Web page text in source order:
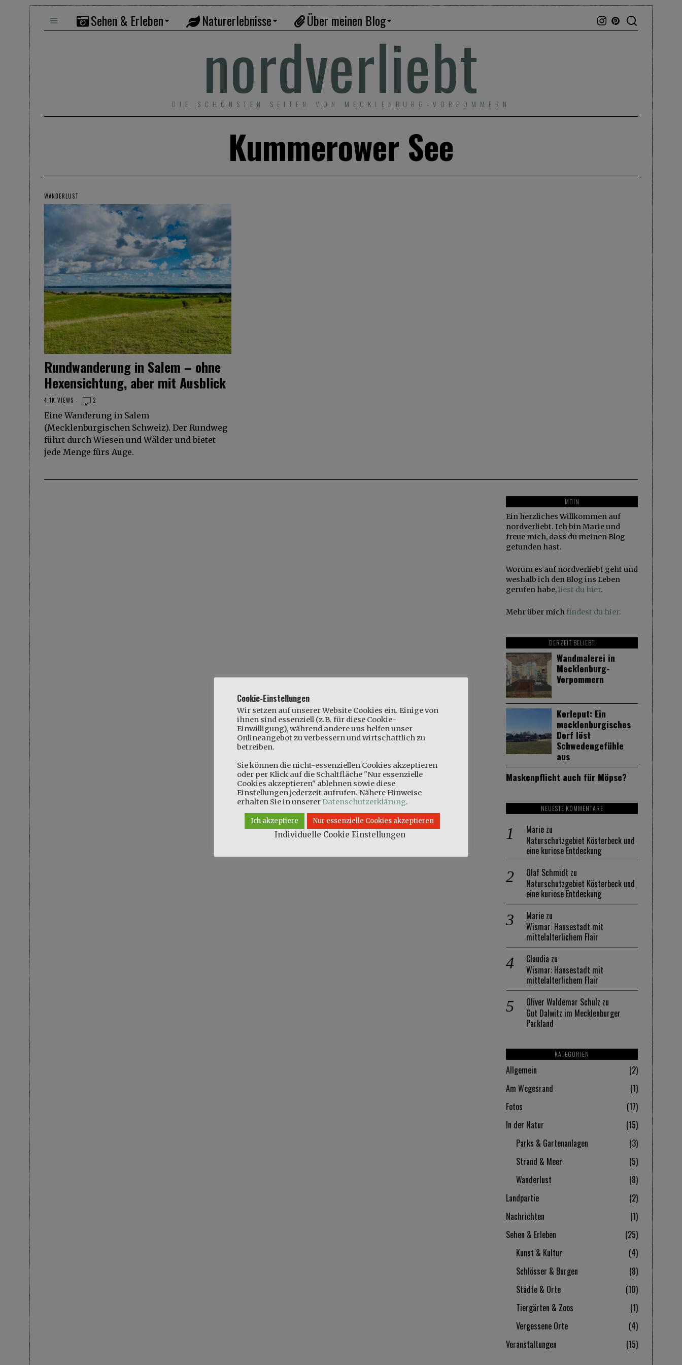
Sehen & Erleben Naturerlebnisse Über meinen Blog
nordverliebt
DIE SCHÖNSTEN SEITEN VON MECKLENBURG-VORPOMMERN
Kummerower See
WANDERLUST
Rundwanderung in Salem – ohne
Hexensichtung, aber mit Ausblick
4.1K VIEWS 2
Eine Wanderung in Salem
(Mecklenburgischen Schweiz). Der Rundweg
führt durch Wiesen und Wälder und bietet
jede Menge fürs Auge.
MOIN
Ein herzliches Willkommen auf
nordverliebt. Ich bin Marie und
freue mich, dass du meinen Blog
gefunden hast.
Worum es auf nordverliebt geht und
weshalb ich den Blog ins Leben
gerufen habe,liest du hier.
Mehr über michfindest du hier.
DERZEIT BELIEBT
Wandmalerei in
Mecklenburg-
Vorpommern
Korleput: Ein
mecklenburgisches
Dorf löst
Schwedengefühle
aus
Maskenpflicht auch für Möpse?
NEUESTE KOMMENTARE
Marie zu
Naturschutzgebiet Kösterbeck und
eine kuriose Entdeckung
Olaf Schmidt zu
Naturschutzgebiet Kösterbeck und
eine kuriose Entdeckung
Marie zu
Wismar: Hansestadt mit
mittelalterlichem Flair
Claudia zu
Wismar: Hansestadt mit
mittelalterlichem Flair
Oliver Waldemar Schulz zu
Gut Dalwitz im Mecklenburger
Parkland
KATEGORIEN
Allgemein
2
Am Wegesrand
1
Fotos
17
In der Natur
15
Parks & Gartenanlagen
3
Strand & Meer
5
Wanderlust
8
Landpartie
2
Nachrichten
1
Sehen & Erleben
25
Kunst & Kultur
4
Schlösser & Burgen
8
Städte & Orte
10
Tiergärten & Zoos
1
Vergessene Orte
4
Veranstaltungen
15
Cookie-Einstellungen
Wir setzen auf unserer Website Cookies ein. Einige von
ihnen sind essenziell (z.B. für diese Cookie-
Einwilligung), während andere uns helfen unser
Onlineangebot zu verbessern und wirtschaftlich zu
betreiben.
Sie können die nicht-essenziellen Cookies akzeptieren
oder per Klick auf die Schaltfläche "Nur essenzielle
Cookies akzeptieren" ablehnen sowie diese
Einstellungen jederzeit aufrufen. Nähere Hinweise
erhalten Sie in unserer Datenschutzerklärung.
Ich akzeptiere Nur essenzielle Cookies akzeptieren
Individuelle Cookie Einstellungen